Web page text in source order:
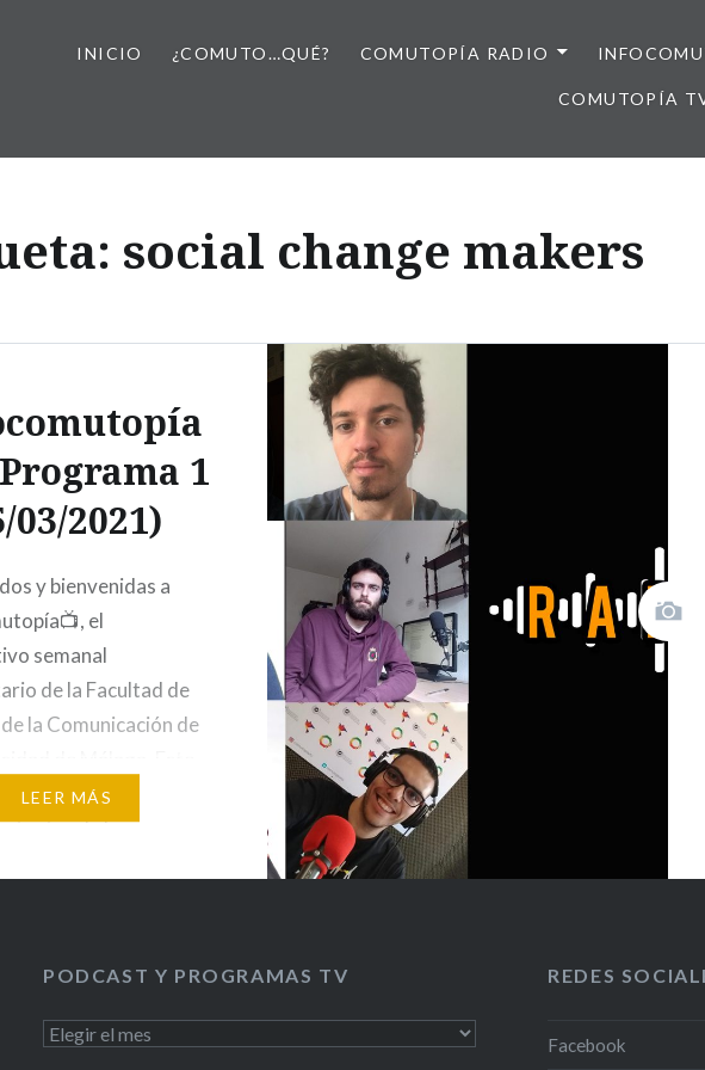
INICIO ¿COMUTO…QUÉ? COMUTOPÍA RADIO
COMUTOPÍA
social change makers
1
03/2021)
y bienvenidas a
el
semanal
de la Facultad de
la Comunicación de
de las noticias
de la semana:
de tercero y
LEER MÁS
PODCAST Y PROGRAMAS TV
PODCAST
REDES
Facebook